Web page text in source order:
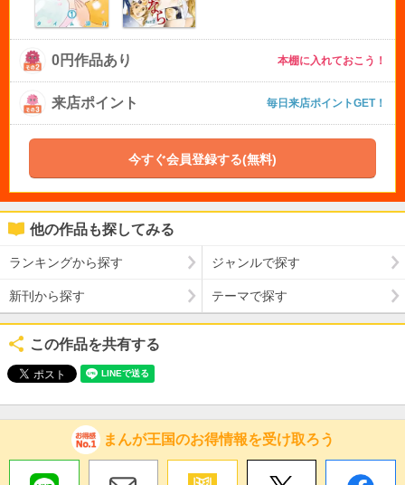
0円作品あり 本棚に入れておこう！
来店ポイント 毎日来店ポイントGET！
今すぐ会員登録する(無料)
他の作品も探してみる
ランキングから探す ジャンルで探す
新刊から探す テーマで探す
この作品を共有する
まんが王国のお得情報を受け取ろう